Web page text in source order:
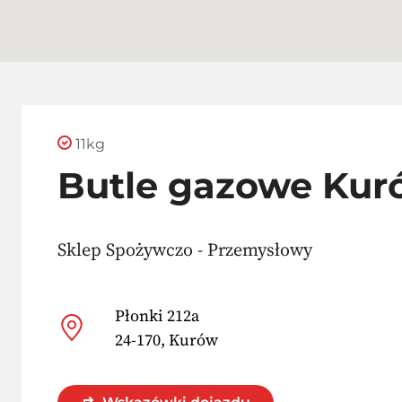
11kg
Butle gazowe
Sklep Spożywczo - Przemysłowy
Płonki 212a
24-170, Kurów